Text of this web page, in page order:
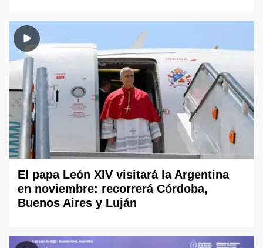
El papa León XIV visitará la Argentina
en noviembre: recorrerá Córdoba,
Buenos Aires y Luján